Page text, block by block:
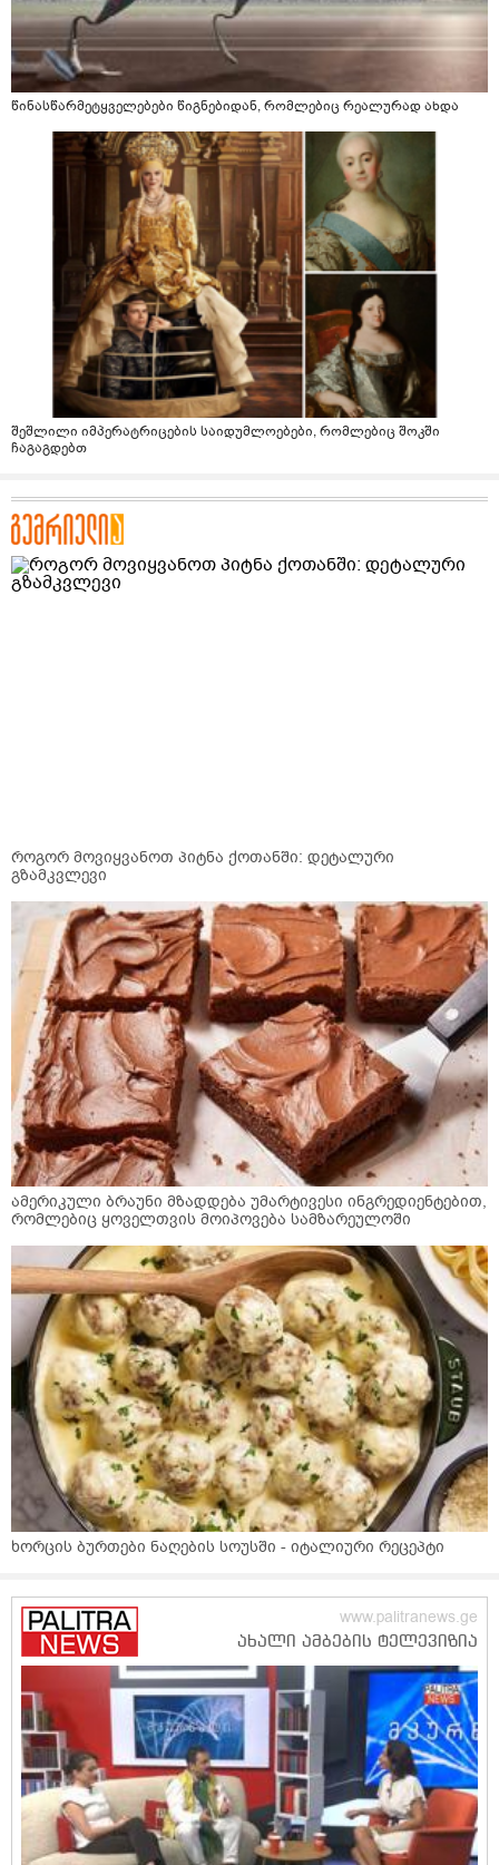
წინასწარმეტყველებები წიგნებიდან, რომლებიც რეალურად ახდა
შეშლილი იმპერატრიცების საიდუმლოებები, რომლებიც შოკში
ჩაგაგდებთ
როგორ მოვიყვანოთ პიტნა ქოთანში: დეტალური
გზამკვლევი
ამერიკული ბრაუნი მზადდება უმარტივესი ინგრედიენტებით,
რომლებიც ყოველთვის მოიპოვება სამზარეულოში
ხორცის ბურთები ნაღების სოუსში - იტალიური რეცეპტი